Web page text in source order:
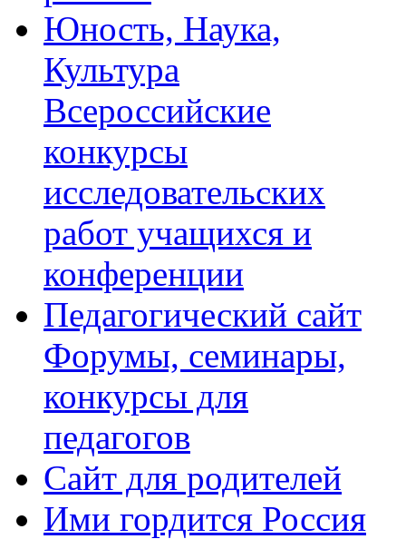
Юность, Наука,
Культура
Всероссийские
конкурсы
исследовательских
работ учащихся и
конференции
Педагогический сайт
Форумы, семинары,
конкурсы для
педагогов
Сайт для родителей
Ими гордится Россия